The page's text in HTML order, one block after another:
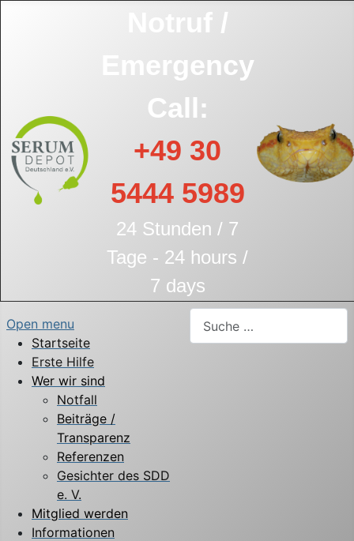
Notruf /
Emergency
Call:
+49 30
5444 5989
24 Stunden / 7
Tage - 24 hours /
7 days
Open menu
Startseite
Erste Hilfe
Wer wir sind
Notfall
Beiträge /
Transparenz
Referenzen
Gesichter des SDD
e. V.
Mitglied werden
Informationen